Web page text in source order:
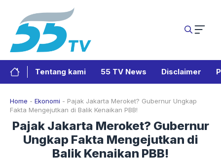
Tentang kami 55 TV News Disclaimer
Home - Ekonomi - Pajak Jakarta Meroket? Gubernur Ungkap
Fakta Mengejutkan di Balik Kenaikan PBB!
Pajak Jakarta Meroket? Gubernur
Ungkap Fakta Mengejutkan di
Balik Kenaikan PBB!